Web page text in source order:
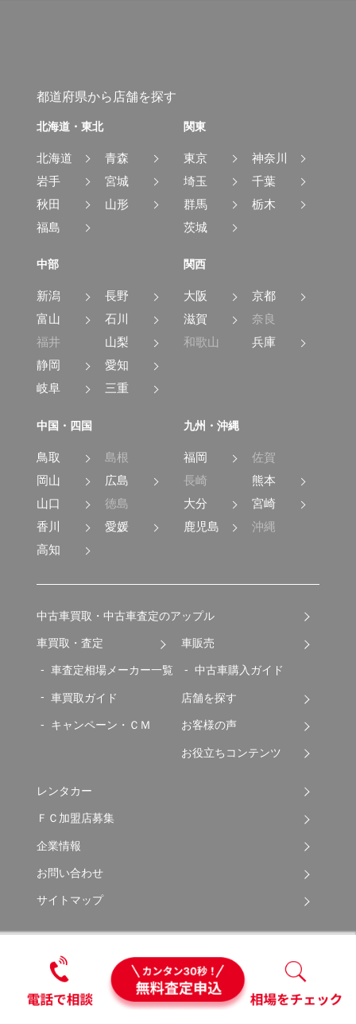
都道府県から店舗を探す
北海道・東北
北海道
青森
岩手
宮城
秋田
山形
福島
関東
東京
神奈川
埼玉
千葉
群馬
栃木
茨城
中部
新潟
長野
富山
石川
福井
山梨
静岡
愛知
岐阜
三重
関西
大阪
京都
滋賀
奈良
和歌山
兵庫
中国・四国
鳥取
島根
岡山
広島
山口
徳島
香川
愛媛
高知
九州・沖縄
福岡
佐賀
長崎
熊本
大分
宮崎
鹿児島
沖縄
中古車買取・中古車査定のアップル
車買取・査定
車査定相場メーカー一覧
車買取ガイド
キャンペーン・ＣＭ
車販売
中古車購入ガイド
店舗を探す
お客様の声
お役立ちコンテンツ
レンタカー
ＦＣ加盟店募集
企業情報
お問い合わせ
サイトマップ
ご利用規約
勧誘方針について
プライバシーポリシー